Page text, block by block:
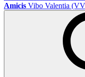
Amicis Vibo Valentia